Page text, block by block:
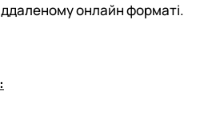
онлайн форматі.